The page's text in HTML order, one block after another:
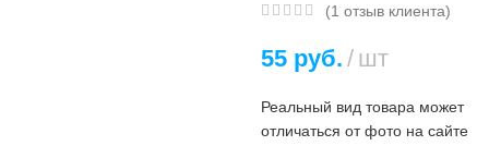
(1 отзыв клиента)
55руб. шт
Реальный вид товара может
отличаться от фото на сайте